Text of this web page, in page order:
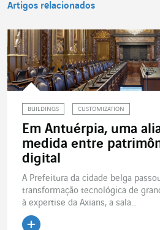
Artigos relacionados
BUILDINGS CUSTOMIZATION
Em Antuérpia, uma
medida entre
digital
A Prefeitura da cidade belga
transformação tecnológica de
à expertise da Axians, a sala...